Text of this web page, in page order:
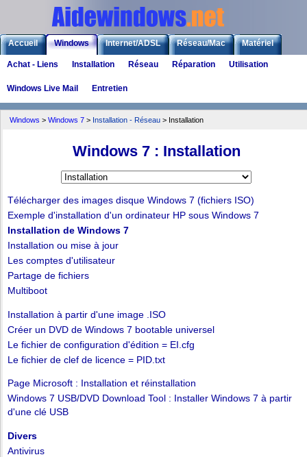
Accueil Windows Internet/ADSL Réseau/Mac Matériel
Logiciels Liens Jeux
Achat - Liens Installation Réseau Réparation Utilisation
Windows Live Mail Entretien
Windows > Windows 7 > Installation - Réseau > Installation
Windows 7 : Installation
Télécharger des images disque Windows 7 (fichiers ISO)
Exemple d'installation d'un ordinateur HP sous Windows 7
Installation de Windows 7
Installation ou mise à jour
Les comptes d'utilisateur
Partage de fichiers
Multiboot
Installation à partir d'une image .ISO
Créer un DVD de Windows 7 bootable universel
Le fichier de configuration d'édition = EI.cfg
Le fichier de clef de licence = PID.txt
Page Microsoft : Installation et réinstallation
Windows 7 USB/DVD Download Tool : Installer Windows 7 à partir
d'une clé USB
Divers
Antivirus